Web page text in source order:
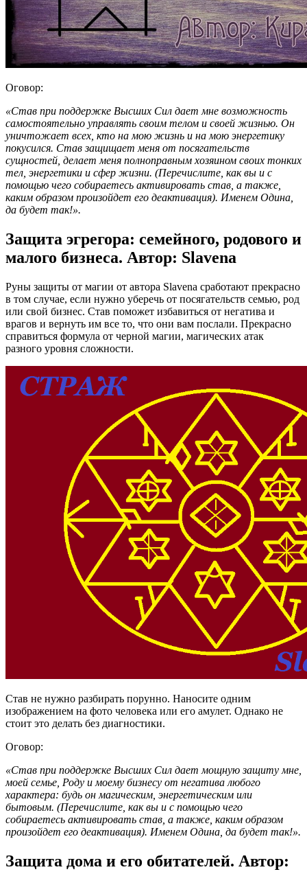
Оговор:
«Став при поддержке Высших Сил дает мне возможность
самостоятельно управлять своим телом и своей жизнью. Он
уничтожает всех, кто на мою жизнь и на мою энергетику
покусился. Став защищает меня от посягательств
сущностей, делает меня полноправным хозяином своих тонких
тел, энергетики и сфер жизни. (Перечислите, как вы и с
помощью чего собираетесь активировать став, а также,
каким образом произойдет его деактивация). Именем Одина,
да будет так!».
Защита эгрегора: семейного, родового и
малого бизнеса. Автор: Slavena
Руны защиты от магии от автора Slavena сработают прекрасно
в том случае, если нужно уберечь от посягательств семью, род
или свой бизнес. Став поможет избавиться от негатива и
врагов и вернуть им все то, что они вам послали. Прекрасно
справиться формула от черной магии, магических атак
разного уровня сложности.
Став не нужно разбирать порунно. Наносите одним
изображением на фото человека или его амулет. Однако не
стоит это делать без диагностики.
Оговор:
«Став при поддержке Высших Сил дает мощную защиту мне,
моей семье, Роду и моему бизнесу от негатива любого
характера: будь он магическим, энергетическим или
бытовым. (Перечислите, как вы и с помощью чего
собираетесь активировать став, а также, каким образом
произойдет его деактивация). Именем Одина, да будет так!».
Защита дома и его обитателей. Автор: